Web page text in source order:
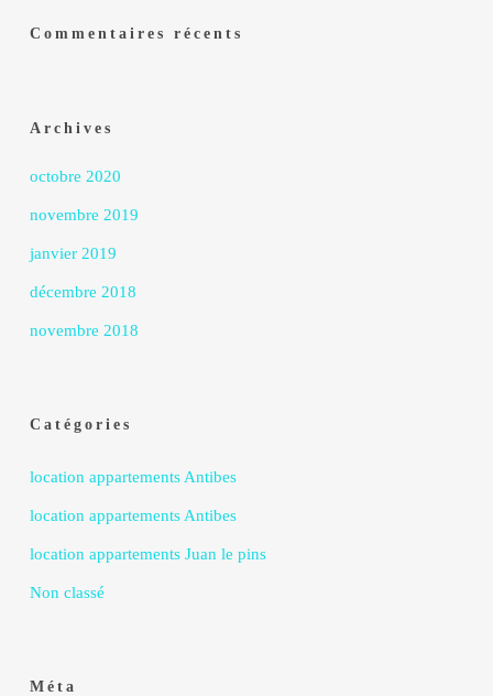
Commentaires récents
Archives
octobre 2020
novembre 2019
janvier 2019
décembre 2018
novembre 2018
Catégories
location appartements Antibes
location appartements Antibes
location appartements Juan le pins
Non classé
Méta